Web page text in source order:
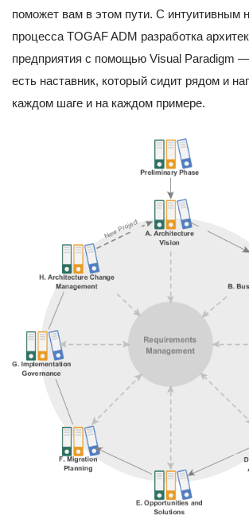
поможет вам в этом пути. С интуитивным
процесса TOGAF ADM разработка
предприятия с помощью Visual Paradigm —
есть наставник, который сидит рядом и
каждом шаге и на каждом примере.